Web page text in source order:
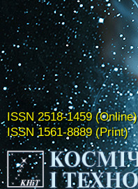
ISSN 2518-1459 (Online)
ISSN 1561-8889 (Print)